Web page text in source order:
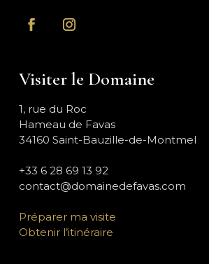
Visiter le Domaine
1, rue du Roc
Hameau de Favas
34160 Saint-Bauzille-de-Montmel
+33 6 28 69 13 92
contact@domainedefavas.com
Préparer ma visite
Obtenir l’itinéraire